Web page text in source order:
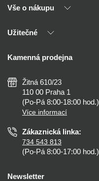
O nás
Kontakty
Vše o nákupu
Výhody T-LED
Montáž
Nejčastější dotazy
Než koupíte
Osvětlení dle místnosti
Užitečné
Reklamace a vrácení
Zásady ochrany soukromí
Nastavení cookies
Prohlášení o přístupnosti
Kamenná prodejna
Žitná 610/23
110 00 Praha 1
(Po-Pá 8:00-18:00 hod.)
Více informací
Zákaznická linka:
734 543 813
(Po-Pá 8:00-17:00 hod.)
Newsletter